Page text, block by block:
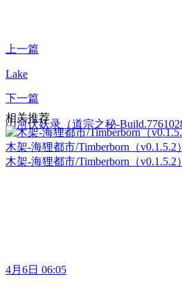
上一篇
Lake
下一篇
山河伏妖录（道宗之秘-
相关推荐
木架-海狸都市/Timberborn（v0.1.5.2）
木架-海狸都市/Timberborn（v0.1.5.2）
4月6日 06:05